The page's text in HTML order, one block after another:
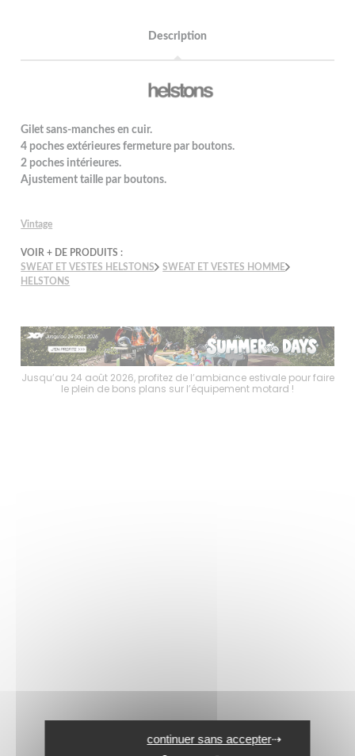
Description
Gilet sans-manches en cuir.
4 poches extérieures fermeture par boutons.
2 poches intérieures.
Ajustement taille par boutons.
Vintage
VOIR + DE PRODUITS :
SWEAT ET VESTES HELSTONS
SWEAT ET VESTES HOMME
HELSTONS
Jusqu’au 24 août 2026, profitez de l’ambiance estivale pour faire
le plein de bons plans sur l’équipement motard !
continuer sans accepter